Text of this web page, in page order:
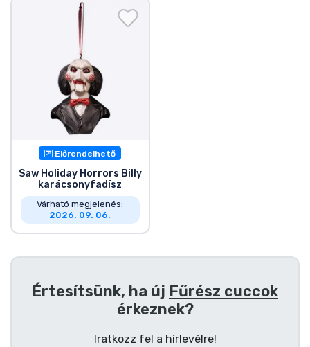
Előrendelhető
Saw Holiday Horrors Billy
karácsonyfadísz
Várható megjelenés:
2026. 09. 06.
Értesítsünk, ha új Fűrész cuccok
érkeznek?
Iratkozz fel a hírlevélre!
Ajándékkártya
Szállítás és fizetés
Sorozatos cuccok
Filmes cuccok
Mesés cuccok
Animés cuccok
Gamer cuccok
Sportos cuccok
Zenés cuccok